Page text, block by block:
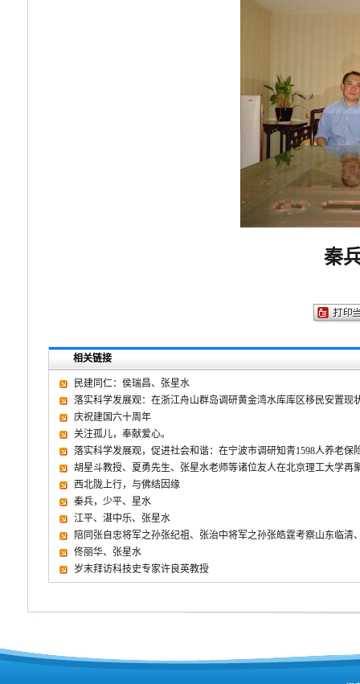
秦
相关链接
民建同仁：侯瑞昌、张星水
落实科学发展观：在浙江舟山群岛调研黄金湾水库库区移民安置现
庆祝建国六十周年
关注孤儿，奉献爱心。
落实科学发展观，促进社会和谐：在宁波市调研知青1598人养老保
胡星斗教授、夏勇先生、张星水老师等诸位友人在北京理工大学再
西北陇上行，与佛结因缘
秦兵，少平、星水
江平、湛中乐、张星水
陪同张自忠将军之孙张纪祖、张治中将军之孙张皓霆考察山东临清
佟丽华、张星水
岁末拜访科技史专家许良英教授